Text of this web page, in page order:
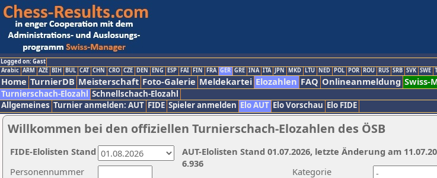
Logged on: Gast
Arabic ARM AZE BIH BUL CAT CHN CRO CZE DEN ENG ESP FAI FIN FRA GER GRE INA ITA JPN MKD LTU NED POL POR ROU RUS SRB SVK SWE
Home TurnierDB Meisterschaft Foto-Galerie Meldekartei Elozahlen FAQ Onlineanmeldung Swiss-
Turnierschach-Elozahl Schnellschach-Elozahl
Allgemeines Turnier anmelden: AUT FIDE Spieler anmelden Elo AUT Elo Vorschau Elo FIDE
Willkommen bei den offiziellen Turnierschach-Elozahlen des ÖSB
Kategorie
Personennummer
AUT-Elolisten Stand 01.07.2026, letzte Änderung am
6.936
FIDE-Elolisten Stand